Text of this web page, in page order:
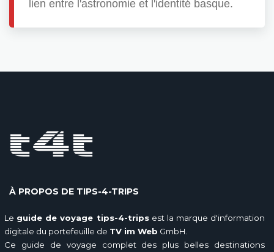
lien entre l'astronomie et l'identité basque.
À PROPOS DE TIPS-4-TRIPS
Le guide de voyage tips-4-tripsest la marque d'information
digitale du portefeuille de TV im Web GmbH.
Ce guide de voyage complet des plus belles destinations